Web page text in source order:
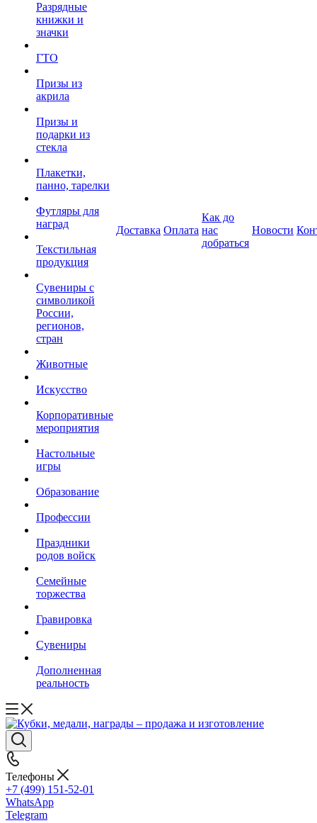
Разрядные
книжки и
значки
ГТО
Призы из
акрила
Призы и
подарки из
стекла
Плакетки,
панно, тарелки
Футляры для
наград
Текстильная
продукция
Сувениры с
символикой
России,
регионов,
стран
Животные
Искусство
Корпоративные
мероприятия
Настольные
игры
Образование
Профессии
Праздники
родов войск
Семейные
торжества
Гравировка
Сувениры
Дополненная
реальность
Доставка Оплата
Как до
нас
добраться
Новости
Телефоны
+7 (499) 151-52-01
WhatsApp
Telegram